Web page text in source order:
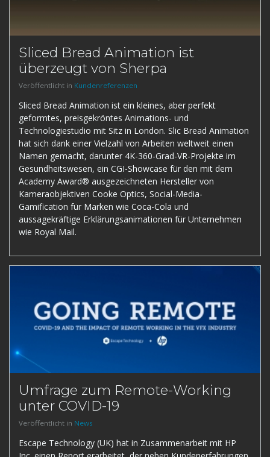
Sliced Bread Animation ist
überzeugt von Sherpa
Veröffentlicht in Kundenreferenzen
Sliced Bread Animation ist ein kleines, aber perfekt
geformtes, preisgekröntes Animations- und
Technologiestudio mit Sitz in London. Slic Bread Animation
hat sich dank einer Vielzahl von Arbeiten weltweit einen
Namen gemacht, darunter 4K-360-Grad-VR-Projekte im
Gesundheitswesen, ein CGI-Showcase für den mit dem
Academy Award® ausgezeichneten Hersteller von
Kameraobjektiven Cooke Optics, Social-Media-
Gamification für Marken wie Coca-Cola und
aussagekräftige Erklärungsanimationen für Unternehmen
wie Royal Mail.
Umfrage zum Remote-Working
unter COVID-19
Veröffentlicht in News
Escape Technology (UK) hat in Zusammenarbeit mit HP